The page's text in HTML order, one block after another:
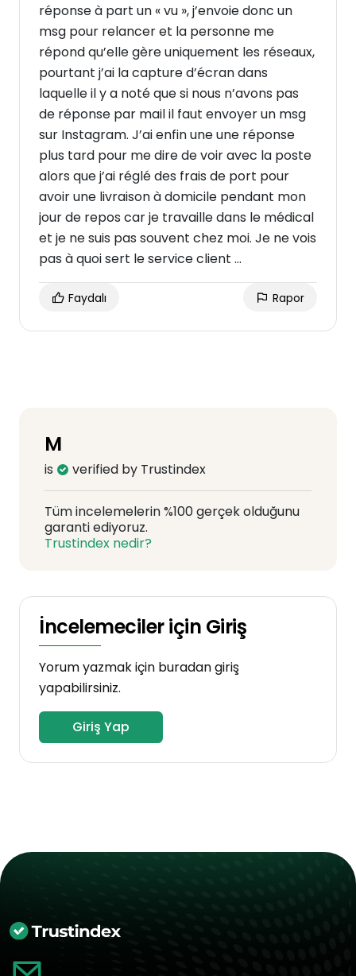
réponse à part un « vu », j’envoie donc un
msg pour relancer et la personne me
répond qu’elle gère uniquement les réseaux,
pourtant j’ai la capture d’écran dans
laquelle il y a noté que si nous n’avons pas
de réponse par mail il faut envoyer un msg
sur Instagram. J’ai enfin une une réponse
plus tard pour me dire de voir avec la poste
alors que j’ai réglé des frais de port pour
avoir une livraison à domicile pendant mon
jour de repos car je travaille dans le médical
et je ne suis pas souvent chez moi. Je ne vois
pas à quoi sert le service client ...
Faydalı Rapor
M
is verified by Trustindex
Tüm incelemelerin %100 gerçek olduğunu
garanti ediyoruz.
Trustindex nedir?
İncelemeciler için Giriş
Yorum yazmak için buradan giriş
yapabilirsiniz.
Giriş Yap